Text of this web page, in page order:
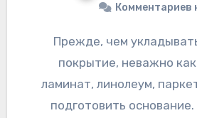
Комментариев
Прежде, чем укладывать напольное
покрытие, неважно
ламинат, линолеум,
подготовить